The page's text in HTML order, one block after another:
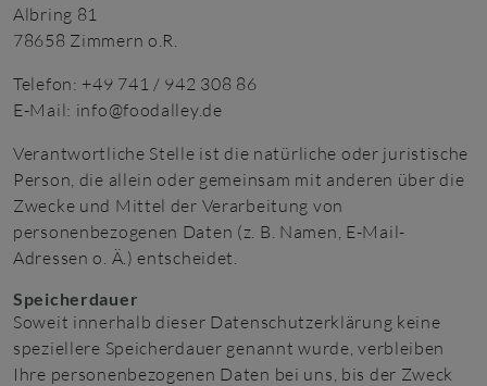
Albring 81
78658 Zimmern o.R.
Telefon: +49 741 / 942 308 86
E-Mail: info@foodalley.de
Verantwortliche Stelle ist die natürliche oder juristische
Person, die allein oder gemeinsam mit anderen über die
Zwecke und Mittel der Verarbeitung von
personenbezogenen Daten (z. B. Namen, E-Mail-
Adressen o. Ä.) entscheidet.
Speicherdauer
Soweit innerhalb dieser Datenschutzerklärung keine
speziellere Speicherdauer genannt wurde, verbleiben
Ihre personenbezogenen Daten bei uns, bis der Zweck